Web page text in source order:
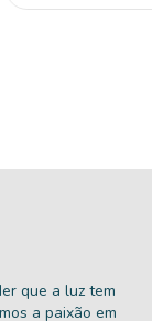
que a luz tem
a paixão em